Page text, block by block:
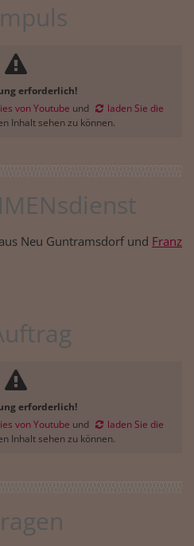
erforderlich!
von Youtube und
laden Sie die
Inhalt sehen zu können.
Neu Guntramsdorf und Franz
erforderlich!
von Youtube und
laden Sie die
Inhalt sehen zu können.